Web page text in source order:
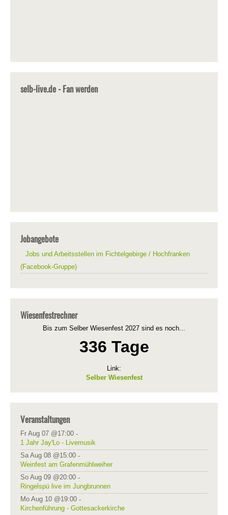
selb-live.de - Fan werden
Jobangebote
Jobs und Arbeitsstellen im Fichtelgebirge / Hochfranken
(Facebook-Gruppe)
Wiesenfestrechner
Bis zum Selber Wiesenfest 2027 sind es noch...
336 Tage
Link:
Selber Wiesenfest
Veranstaltungen
Fr Aug 07 @17:00 -
1 Jahr Jay'Lo - Livemusik
Sa Aug 08 @15:00 -
Weinfest am Grafenmühlweiher
So Aug 09 @20:00 -
Ringelspü live im Jungbrunnen
Mo Aug 10 @19:00 -
Kirchenführung - Gottesackerkirche